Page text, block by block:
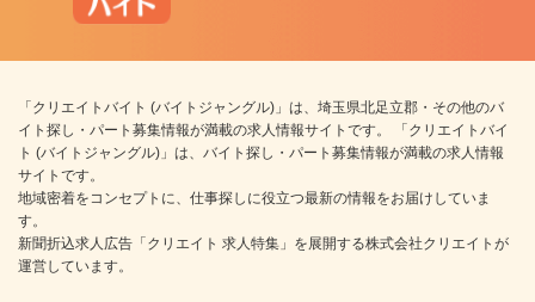
「クリエイトバイト (バイトジャングル)」は、埼玉県北足立郡・その他のバ
イト探し・パート募集情報が満載の求人情報サイトです。 「クリエイトバイ
ト (バイトジャングル)」は、バイト探し・パート募集情報が満載の求人情報
サイトです。
地域密着をコンセプトに、仕事探しに役立つ最新の情報をお届けしていま
す。
新聞折込求人広告「クリエイト 求人特集」を展開する株式会社クリエイトが
運営しています。